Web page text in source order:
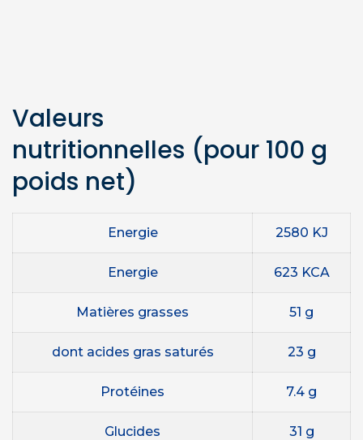
Valeurs
nutritionnelles (pour 100 g
poids net)
Energie 2580 KJ
Energie 623 KCA
Matières grasses 51 g
dont acides gras saturés 23 g
Protéines 7.4 g
Glucides 31 g